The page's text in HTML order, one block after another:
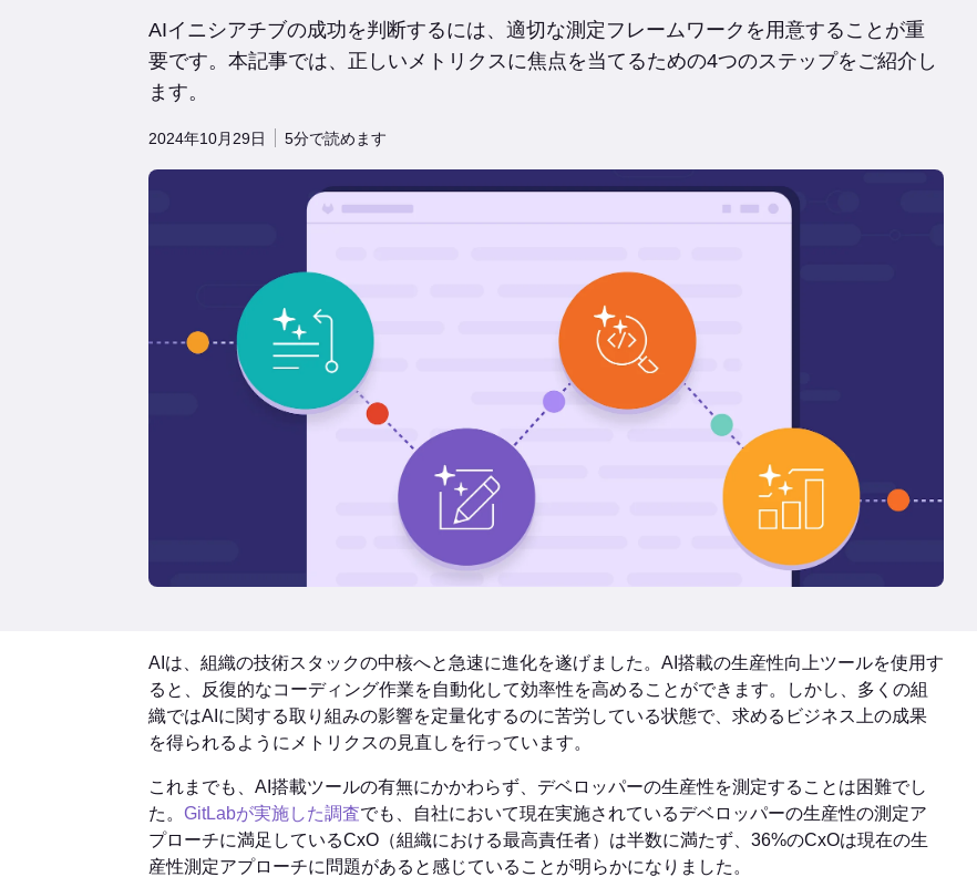
AIイニシアチブの成功を判断するには、適切な測定フレームワークを用意することが重
要です。本記事では、正しいメトリクスに焦点を当てるための4つのステップをご紹介し
ます。
2024年10月29日 5分で読めます
AIは、組織の技術スタックの中核へと急速に進化を遂げました。AI搭載の生産性向上ツールを使用す
ると、反復的なコーディング作業を自動化して効率性を高めることができます。しかし、多くの組
織ではAIに関する取り組みの影響を定量化するのに苦労している状態で、求めるビジネス上の成果
を得られるようにメトリクスの見直しを行っています。
これまでも、AI搭載ツールの有無にかかわらず、デベロッパーの生産性を測定することは困難でし
た。 GitLabが実施した調査でも、自社において現在実施されているデベロッパーの生産性の測定ア
プローチに満足しているCxO（組織における最高責任者）は半数に満たず、36%のCxOは現在の生
産性測定アプローチに問題があると感じていることが明らかになりました。